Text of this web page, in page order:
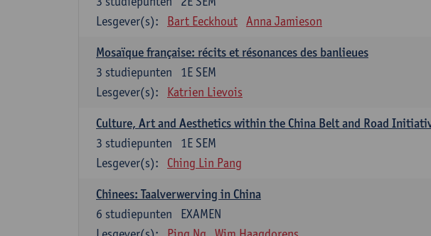
Lesgever(s):
Bart Eeckhout Anna Jamieson
Mosaïque française: récits et résonances des banlieues
1E SEM
3 studiepunten
Lesgever(s):
Katrien Lievois
Culture, Art and Aesthetics within the China Belt and Road
1E SEM
3 studiepunten
Lesgever(s):
Ching Lin Pang
Chinees: Taalverwerving in China
EXAMEN
6 studiepunten